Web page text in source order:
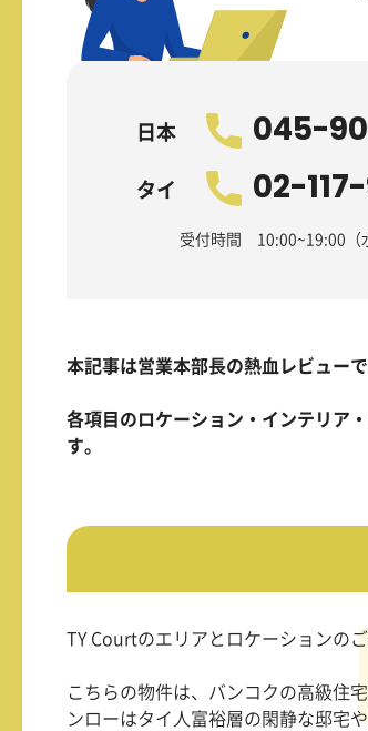
日本 045-
タイ 02-
受付時間 10:00~19:00（
本記事は営業本部長の熱血レビューで
各項目のロケーション・インテリア
す。
TY Courtのエリアとロケーションのご
こちらの物件は、バンコクの高級住
ンローはタイ人富裕層の閑静な邸宅